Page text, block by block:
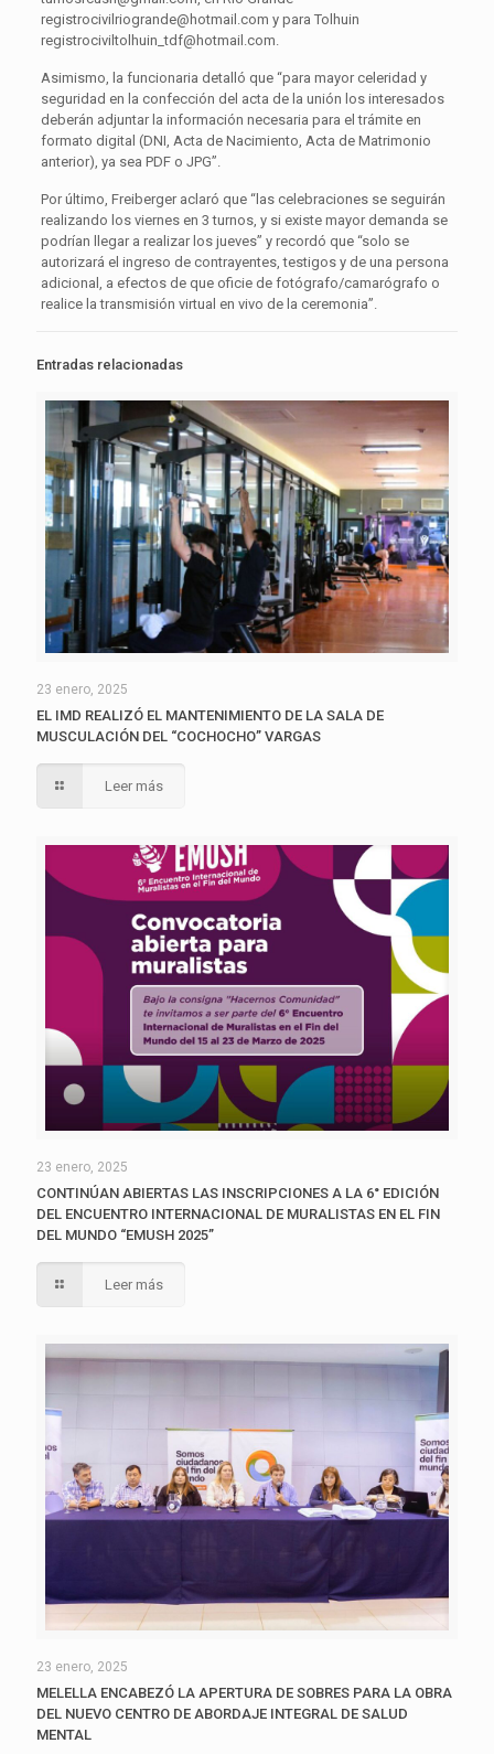
registrocivilriogrande@hotmail.com y para Tolhuin
registrociviltolhuin_tdf@hotmail.com.
Asimismo, la funcionaria detalló que “para mayor celeridad y
seguridad en la confección del acta de la unión los interesados
deberán adjuntar la información necesaria para el trámite en
formato digital (DNI, Acta de Nacimiento, Acta de Matrimonio
anterior), ya sea PDF o JPG”.
Por último, Freiberger aclaró que “las celebraciones se seguirán
realizando los viernes en 3 turnos, y si existe mayor demanda se
podrían llegar a realizar los jueves” y recordó que “solo se
autorizará el ingreso de contrayentes, testigos y de una persona
adicional, a efectos de que oficie de fotógrafo/camarógrafo o
realice la transmisión virtual en vivo de la ceremonia”.
Entradas relacionadas
23 enero, 2025
EL IMD REALIZÓ EL MANTENIMIENTO DE LA SALA DE
MUSCULACIÓN DEL “COCHOCHO” VARGAS
Leer más
23 enero, 2025
CONTINÚAN ABIERTAS LAS INSCRIPCIONES A LA 6° EDICIÓN
DEL ENCUENTRO INTERNACIONAL DE MURALISTAS EN EL FIN
DEL MUNDO “EMUSH 2025”
Leer más
23 enero, 2025
MELELLA ENCABEZÓ LA APERTURA DE SOBRES PARA LA OBRA
DEL NUEVO CENTRO DE ABORDAJE INTEGRAL DE SALUD
MENTAL